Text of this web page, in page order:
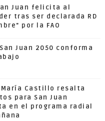
Juan felicita al
tras ser declarada RD
por la FAO
Juan 2050 conforma
María Castillo resalta
para San Juan
en el programa radial